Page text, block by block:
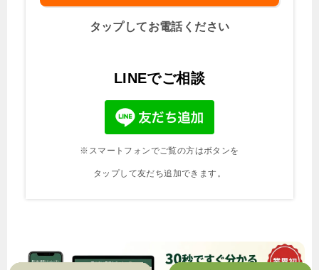
タップしてお電話ください
LINEでご相談
※スマートフォンでご覧の方はボタンを
タップして友だち追加できます。